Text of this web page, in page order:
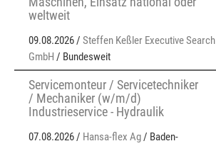
weltweit
09.08.2026 / Steffen Keßler Executive Search
GmbH / Bundesweit
Servicemonteur / Servicetechniker
/ Mechaniker (w/m/d)
Industrieservice - Hydraulik
07.08.2026 / Hansa-flex Ag/ Baden-